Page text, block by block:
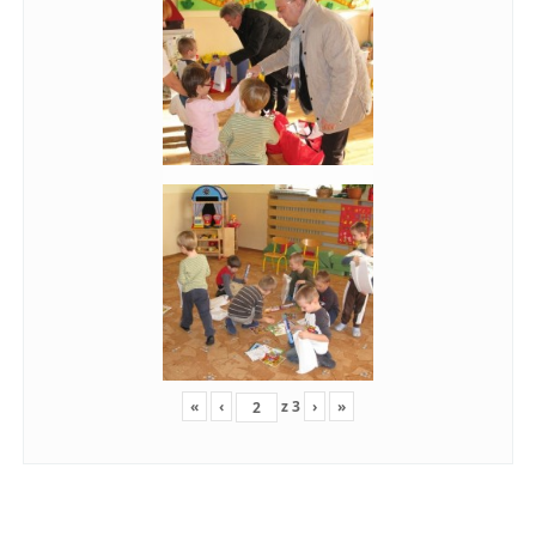
« ‹ z3 › »